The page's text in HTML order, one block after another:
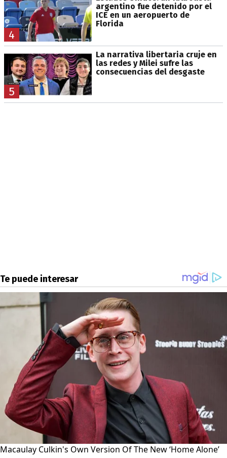
4
argentino fue detenido por el
ICE en un aeropuerto de
Florida
5
La narrativa libertaria cruje en
las redes y Milei sufre las
consecuencias del desgaste